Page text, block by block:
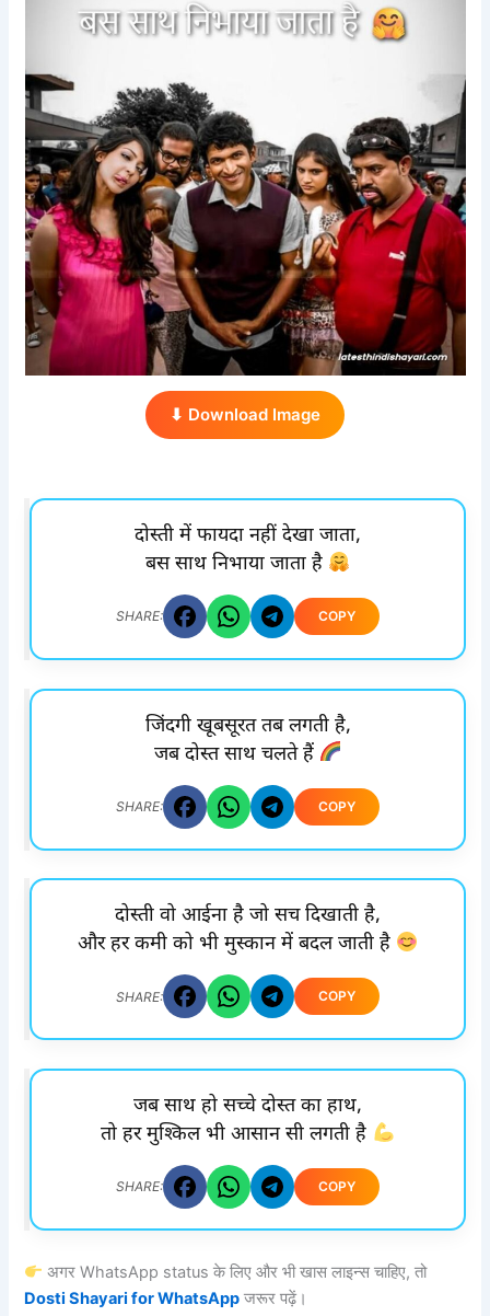
⬇ Download Image
दोस्ती में फायदा नहीं देखा जाता,
बस साथ निभाया जाता है
SHARE: COPY
जिंदगी खूबसूरत तब लगती है,
जब दोस्त साथ चलते हैं
SHARE: COPY
दोस्ती वो आईना है जो सच दिखाती है,
और हर कमी को भी मुस्कान में बदल जाती है
SHARE: COPY
जब साथ हो सच्चे दोस्त का हाथ,
तो हर मुश्किल भी आसान सी लगती है
SHARE: COPY
अगर WhatsApp status के लिए और भी खास लाइन्स चाहिए, तो
Dosti Shayari for WhatsApp जरूर पढ़ें।